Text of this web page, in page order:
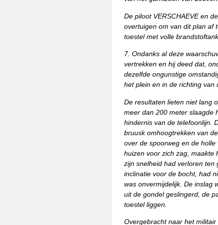
De piloot VERSCHAEVE en
overtuigen om van dit plan af
toestel met volle
7. Ondanks al deze
vertrekken en hij deed dat,
dezelfde ongunstige
het plein en in de richting van
De resultaten lieten niet lang
meer dan 200 meter slaagde
hindernis van de telefoonlijn.
bruusk omhoogtrekken van
over de spoorweg en de
huizen voor zich zag, maakte
zijn snelheid had verloren
inclinatie voor de bocht, had
was onvermijdelijk. De inslag
uit de gondel geslingerd, de
toestel liggen.
Overgebracht naar het